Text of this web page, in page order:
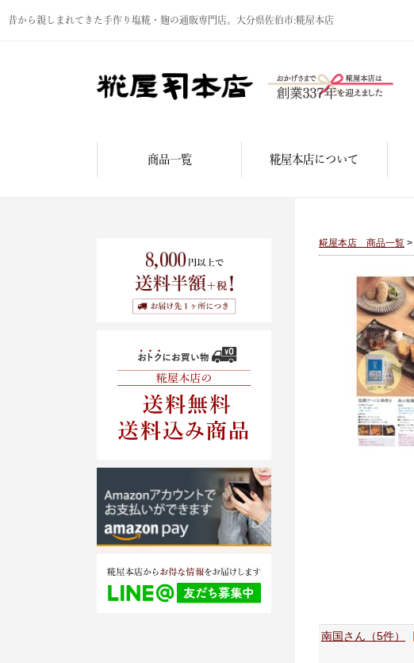
昔から親しまれてきた手作り塩糀・麹の通販専門店。大分県佐伯市:糀屋本店
商品一覧 糀屋本店について
糀屋本店 商品一覧 >
南国さん（5件）